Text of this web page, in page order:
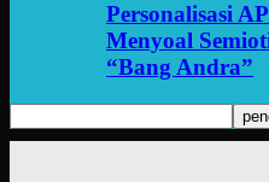
Personalisasi
Menyoal
“Bang Andra”